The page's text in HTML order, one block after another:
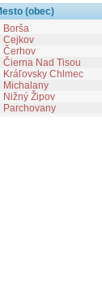
(obec)
Borša
Cejkov
Čerhov
Čierna Nad Tisou
Kráľovsky Chlmec
Michalany
Nižný Žipov
Parchovany